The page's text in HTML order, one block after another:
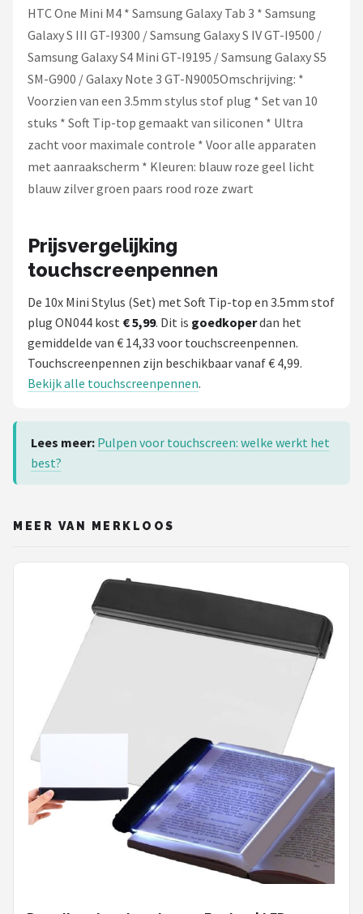
HTC One Mini M4 * Samsung Galaxy Tab 3 * Samsung
Galaxy S III GT-I9300 / Samsung Galaxy S IV GT-I9500 /
Samsung Galaxy S4 Mini GT-I9195 / Samsung Galaxy S5
SM-G900 / Galaxy Note 3 GT-N9005Omschrijving: *
Voorzien van een 3.5mm stylus stof plug * Set van 10
stuks * Soft Tip-top gemaakt van siliconen * Ultra
zacht voor maximale controle * Voor alle apparaten
met aanraakscherm * Kleuren: blauw roze geel licht
blauw zilver groen paars rood roze zwart
Prijsvergelijking
touchscreenpennen
De 10x Mini Stylus (Set) met Soft Tip-top en 3.5mm stof
plug ON044 kost € 5,99. Dit is goedkoperdan het
gemiddelde van € 14,33 voor touchscreenpennen.
Touchscreenpennen zijn beschikbaar vanaf € 4,99.
Bekijk alle touchscreenpennen.
Lees meer: Pulpen voor touchscreen: welke werkt het
best?
MEER VAN MERKLOOS